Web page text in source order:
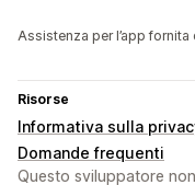
Assistenza per l’app fornita
Risorse
Informativa sulla
Domande frequenti
Questo sviluppatore